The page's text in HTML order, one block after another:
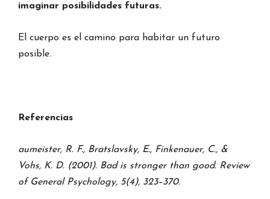
imaginar posibilidades futuras.
El cuerpo es el camino para habitar un futuro
posible.
Referencias
aumeister, R. F., Bratslavsky, E., Finkenauer, C., &
Vohs, K. D. (2001). Bad is stronger than good. Review
of General Psychology, 5(4), 323–370.